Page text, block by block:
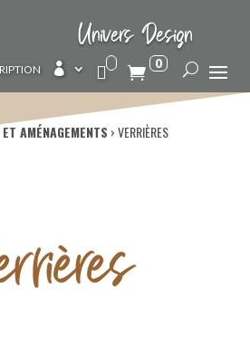
Univers Design
 0
AMÉNAGEMENTS ›VERRIÈRES